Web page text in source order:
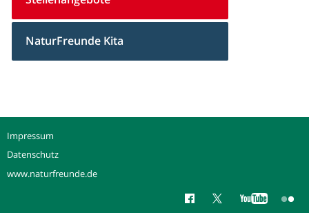
NaturFreunde Kita
Impressum
Datenschutz
www.naturfreunde.de